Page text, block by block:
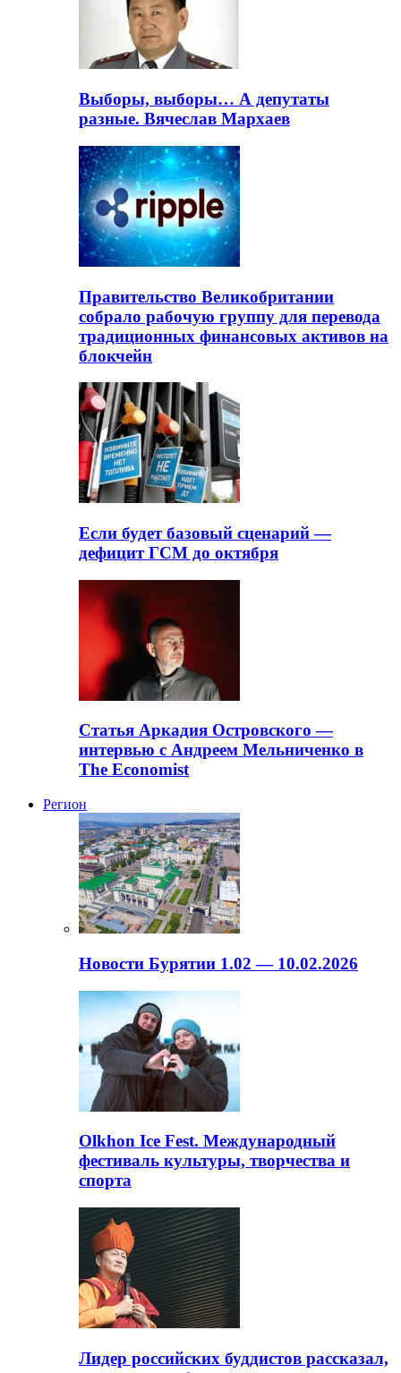
Выборы, выборы… А депутаты
разные. Вячеслав Мархаев
Правительство Великобритании
собрало рабочую группу для перевода
традиционных финансовых активов на
блокчейн
Если будет базовый сценарий —
дефицит ГСМ до октября
Статья Аркадия Островского —
интервью с Андреем Мельниченко в
The Economist
Регион
Новости Бурятии 1.02 — 10.02.2026
Olkhon Ice Fest. Международный
фестиваль культуры, творчества и
спорта
Лидер российских буддистов рассказал,